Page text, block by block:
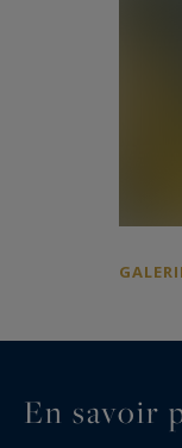
En savoir